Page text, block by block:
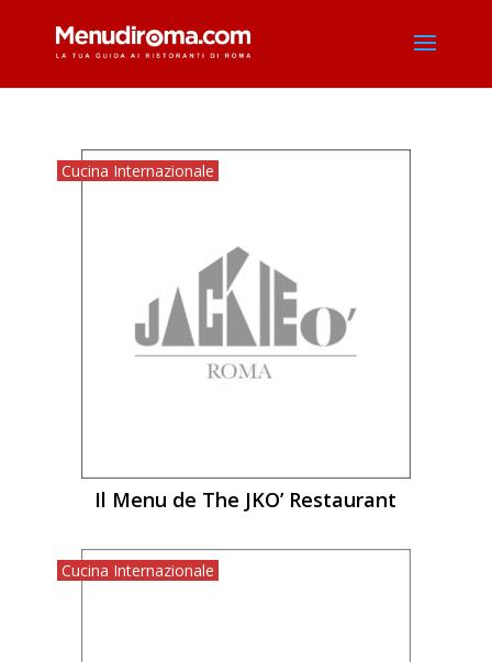
Cucina Internazionale
Il Menu de The JKO’ Restaurant
Cucina Internazionale